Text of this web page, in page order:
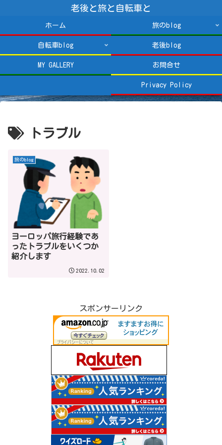
老後と旅と自転車と
ホーム 旅のblog
自転車blog 老後blog
MY GALLERY お問合せ
Privacy Policy
トラブル
旅のblog
ヨーロッパ旅行経験であ
ったトラブルをいくつか
紹介します
2022.10.02
スポンサーリンク